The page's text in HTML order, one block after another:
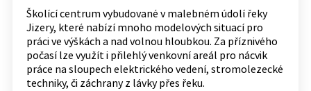
Školící centrum vybudované v malebném údolí řeky
Jizery, které nabízí mnoho modelových situací pro
práci ve výškách a nad volnou hloubkou. Za příznivého
počasí lze využít i přilehlý venkovní areál pro nácvik
práce na sloupech elektrického vedení, stromolezecké
techniky, či záchrany z lávky přes řeku.